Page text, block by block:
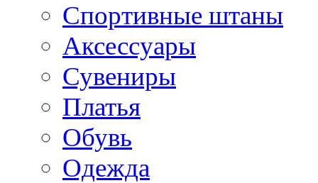
Спортивные штаны
Аксессуары
Сувениры
Платья
Обувь
Одежда